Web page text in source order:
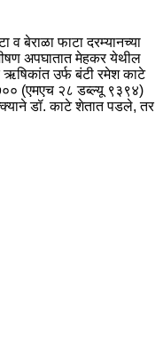
व बेराळा फाटा दरम्यानच्या
अपघातात मेहकर येथील
ऋषिकांत उर्फ बंटी रमेश काटे
(एमएच २८ डब्ल्यू ९३९४)
डॉ. काटे शेतात पडले, तर